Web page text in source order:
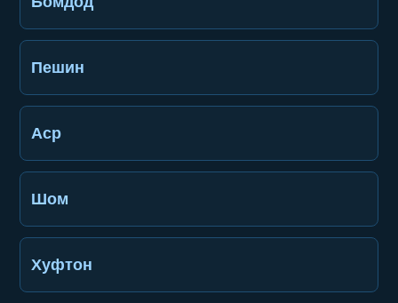
Пешин
Аср
Шом
Хуфтон